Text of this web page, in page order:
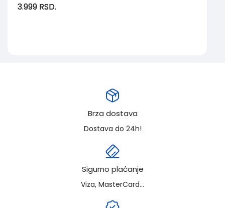
3.999 RSD.
Brza dostava
Dostava do 24h!
Sigurno plaćanje
Viza, MasterCard...